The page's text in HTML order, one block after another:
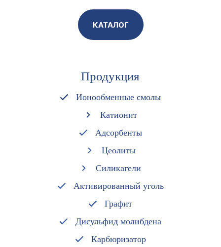
КАТАЛОГ
Продукция
Ионообменные смолы
Катионит
Адсорбенты
Цеолиты
Силикагели
Активированный уголь
Графит
Дисульфид молибдена
Карбюризатор